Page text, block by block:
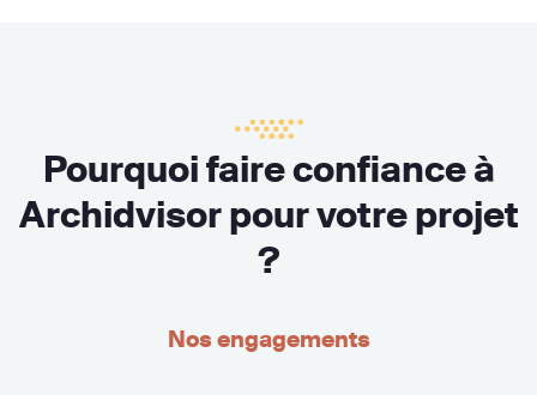
Pourquoi faire confiance à
Archidvisor pour votre projet
?
Nos engagements